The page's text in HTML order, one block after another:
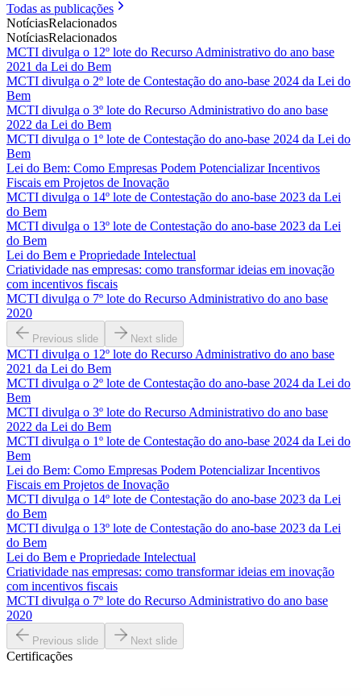
Todas as publicações
NotíciasRelacionados
NotíciasRelacionados
MCTI divulga o 12º lote do Recurso Administrativo do ano base
2021 da Lei do Bem
MCTI divulga o 2º lote de Contestação do ano-base 2024 da Lei do
Bem
MCTI divulga o 3º lote do Recurso Administrativo do ano base
2022 da Lei do Bem
MCTI divulga o 1º lote de Contestação do ano-base 2024 da Lei do
Bem
Lei do Bem: Como Empresas Podem Potencializar Incentivos
Fiscais em Projetos de Inovação
MCTI divulga o 14º lote de Contestação do ano-base 2023 da Lei
do Bem
MCTI divulga o 13º lote de Contestação do ano-base 2023 da Lei
do Bem
Lei do Bem e Propriedade Intelectual
Criatividade nas empresas: como transformar ideias em inovação
com incentivos fiscais
MCTI divulga o 7º lote do Recurso Administrativo do ano base
2020
Previous slide Next slide
MCTI divulga o 12º lote do Recurso Administrativo do ano base
2021 da Lei do Bem
MCTI divulga o 2º lote de Contestação do ano-base 2024 da Lei do
Bem
MCTI divulga o 3º lote do Recurso Administrativo do ano base
2022 da Lei do Bem
MCTI divulga o 1º lote de Contestação do ano-base 2024 da Lei do
Bem
Lei do Bem: Como Empresas Podem Potencializar Incentivos
Fiscais em Projetos de Inovação
MCTI divulga o 14º lote de Contestação do ano-base 2023 da Lei
do Bem
MCTI divulga o 13º lote de Contestação do ano-base 2023 da Lei
do Bem
Lei do Bem e Propriedade Intelectual
Criatividade nas empresas: como transformar ideias em inovação
com incentivos fiscais
MCTI divulga o 7º lote do Recurso Administrativo do ano base
2020
Previous slide Next slide
Certificações